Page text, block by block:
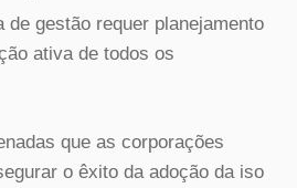
de gestão requer planejamento
ativa de todos os
que as corporações
o êxito da adoção da iso